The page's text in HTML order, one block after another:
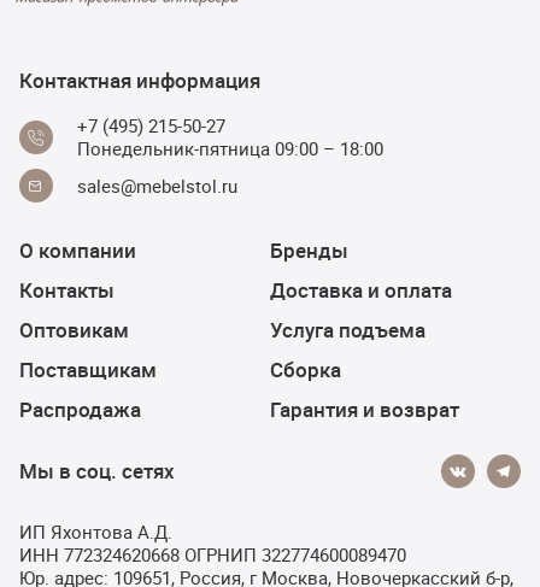
Контактная информация
+7 (495) 215-50-27
Понедельник-пятница 09:00 – 18:00
sales@mebelstol.ru
О компании
Контакты
Оптовикам
Поставщикам
Распродажа
Бренды
Доставка и оплата
Услуга подъема
Сборка
Гарантия и возврат
Мы в соц. сетях
ИП Яхонтова А.Д.
ИНН 772324620668 ОГРНИП 322774600089470
Юр. адрес: 109651, Россия, г Москва, Новочеркасский б-р,